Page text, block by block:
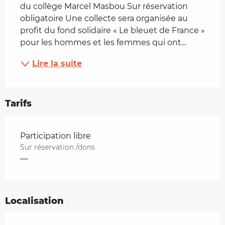
du collège Marcel Masbou Sur réservation
obligatoire Une collecte sera organisée au
profit du fond solidaire « Le bleuet de France »
pour les hommes et les femmes qui ont...
Lire la suite
Tarifs
Tarifs 2026
Participation libre
Sur réservation /dons
—
Localisation